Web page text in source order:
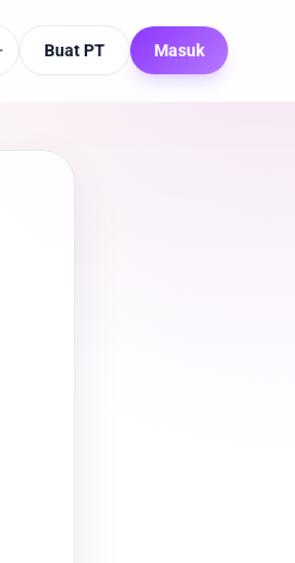
Buat PT Masuk